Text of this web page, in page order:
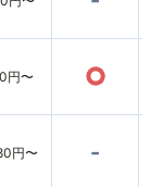
円〜 ○
円〜 -